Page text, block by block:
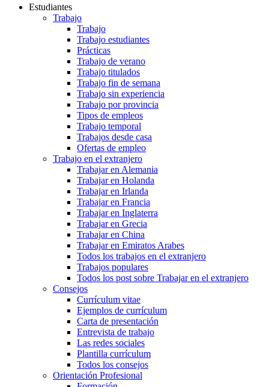
Estudiantes
Trabajo
Trabajo
Trabajo estudiantes
Prácticas
Trabajo de verano
Trabajo titulados
Trabajo fin de semana
Trabajo sin experiencia
Trabajo por provincia
Tipos de empleos
Trabajo temporal
Trabajos desde casa
Ofertas de empleo
Trabajo en el extranjero
Trabajar en Alemania
Trabajar en Holanda
Trabajar en Irlanda
Trabajar en Francia
Trabajar en Inglaterra
Trabajar en Grecia
Trabajar en China
Trabajar en Emiratos Arabes
Todos los trabajos en el extranjero
Trabajos populares
Todos los post sobre Trabajar en el extranjero
Consejos
Currículum vitae
Ejemplos de currículum
Carta de presentación
Entrevista de trabajo
Las redes sociales
Plantilla currículum
Todos los consejos
Orientación Profesional